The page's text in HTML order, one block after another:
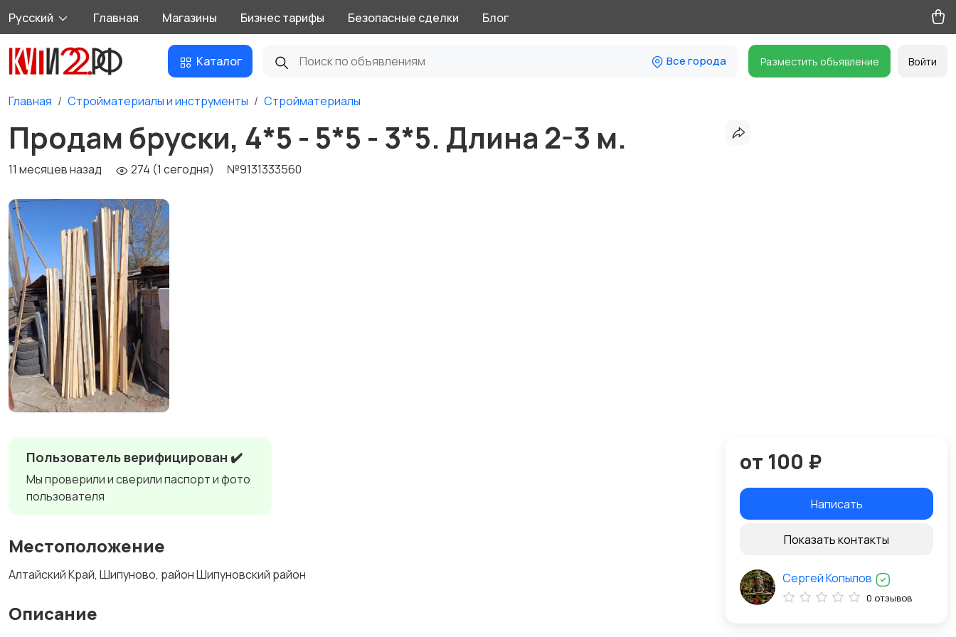
Русский Главная Магазины Бизнес тарифы Безопасные сделки Блог
Каталог Все города Разместить объявление Войти
Главная Стройматериалы и инструменты Стройматериалы
Продам бруски, 4*5 - 5*5 - 3*5. Длина 2-3 м.
11 месяцев назад 274 (1 сегодня) №9131333560
Пользователь верифицирован ✔️
Мы проверили и сверили паспорт и фото
пользователя
Местоположение
Алтайский Край, Шипуново, район Шипуновский район
Описание
от 100 ₽
Написать
Показать контакты
Сергей Копылов
0 отзывов